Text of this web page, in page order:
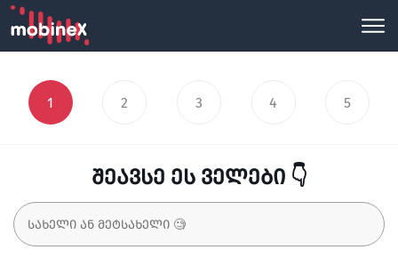
1 2 3 4 5
შეავსე ეს ველები 👇